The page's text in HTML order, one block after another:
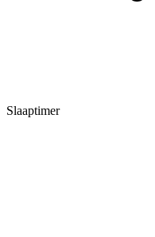
Slaaptimer